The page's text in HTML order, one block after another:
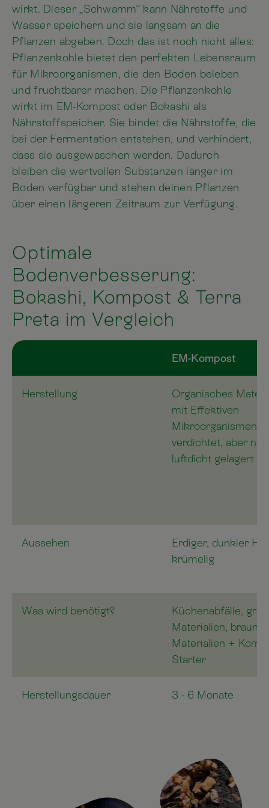
wirkt. Dieser „Schwamm“ kann Nährstoffe und
Wasser speichern und sie langsam an die
Pflanzen abgeben. Doch das ist noch nicht alles:
Pflanzenkohle bietet den perfekten Lebensraum
für Mikroorganismen, die den Boden beleben
und fruchtbarer machen. Die Pflanzenkohle
wirkt im EM-Kompost oder Bokashi als
Nährstoffspeicher. Sie bindet die Nährstoffe, die
bei der Fermentation entstehen, und verhindert,
dass sie ausgewaschen werden. Dadurch
bleiben die wertvollen Substanzen länger im
Boden verfügbar und stehen deinen Pflanzen
über einen längeren Zeitraum zur Verfügung.
Optimale
Bodenverbesserung:
Bokashi, Kompost & Terra
Preta im Vergleich
EM-Kompost
Herstellung
Organisches
mit Effektiven
Mikroorganismen
verdichtet, aber
luftdicht gelagert
Aussehen
Erdiger, dunkler
krümelig
Was wird benötigt?
Küchenabfälle,
Materialien, braune
Materialien +
Starter
Herstellungsdauer 3 - 6 Monate